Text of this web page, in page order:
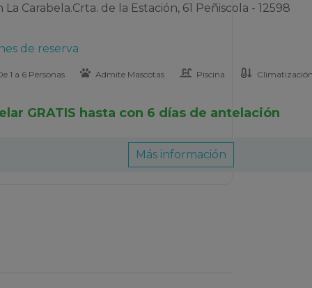
Carabela.Crta. de la Estación, 61 Peñiscola - 12598
de reserva
1 a 6 Personas Admite Mascotas Piscina
GRATIS hasta con 6 días de antelación
Más información